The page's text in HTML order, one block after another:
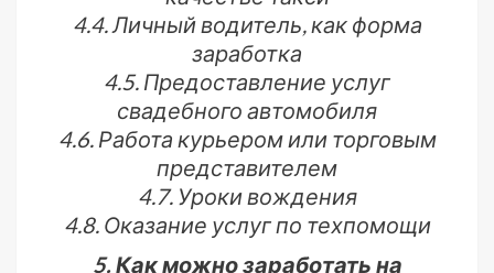
4.4. Личный водитель, как форма
заработка
4.5. Предоставление услуг
свадебного автомобиля
4.6. Работа курьером или торговым
представителем
4.7. Уроки вождения
4.8. Оказание услуг по техпомощи
5. Как можно заработать на